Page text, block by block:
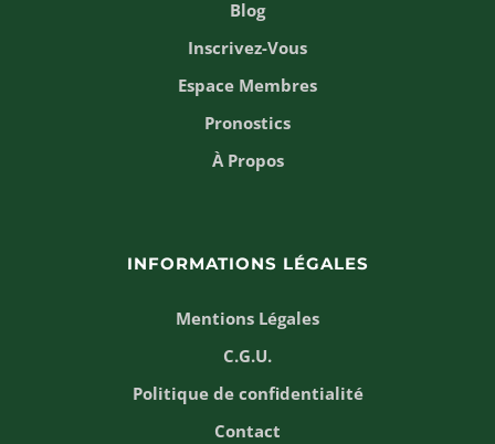
Blog
Inscrivez-Vous
Espace Membres
Pronostics
À Propos
INFORMATIONS LÉGALES
Mentions Légales
C.G.U.
Politique de confidentialité
Contact